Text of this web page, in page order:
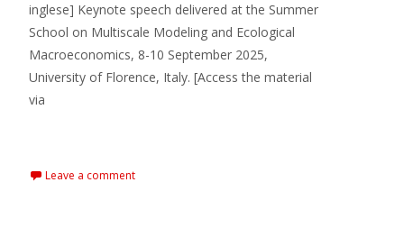
inglese] Keynote speech delivered at the Summer
School on Multiscale Modeling and Ecological
Macroeconomics, 8-10 September 2025,
University of Florence, Italy. [Access the material
via
Leave a comment